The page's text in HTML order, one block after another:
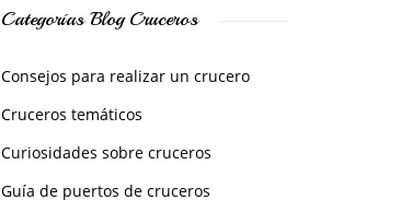
Categorías Blog Cruceros
Consejos para realizar un crucero
Cruceros temáticos
Curiosidades sobre cruceros
Guía de puertos de cruceros